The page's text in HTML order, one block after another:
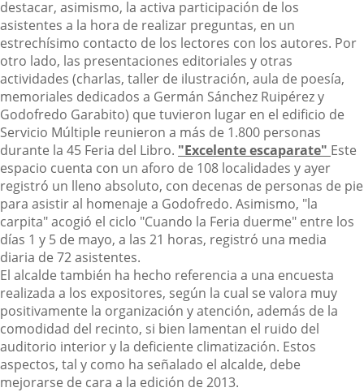
destacar, asimismo, la activa participación de los
asistentes a la hora de realizar preguntas, en un
estrechísimo contacto de los lectores con los autores. Por
otro lado, las presentaciones editoriales y otras
actividades (charlas, taller de ilustración, aula de poesía,
memoriales dedicados a Germán Sánchez Ruipérez y
Godofredo Garabito) que tuvieron lugar en el edificio de
Servicio Múltiple reunieron a más de 1.800 personas
durante la 45 Feria del Libro. "Excelente escaparate" Este
espacio cuenta con un aforo de 108 localidades y ayer
registró un lleno absoluto, con decenas de personas de pie
para asistir al homenaje a Godofredo. Asimismo, "la
carpita" acogió el ciclo "Cuando la Feria duerme" entre los
días 1 y 5 de mayo, a las 21 horas, registró una media
diaria de 72 asistentes.
El alcalde también ha hecho referencia a una encuesta
realizada a los expositores, según la cual se valora muy
positivamente la organización y atención, además de la
comodidad del recinto, si bien lamentan el ruido del
auditorio interior y la deficiente climatización. Estos
aspectos, tal y como ha señalado el alcalde, debe
mejorarse de cara a la edición de 2013.